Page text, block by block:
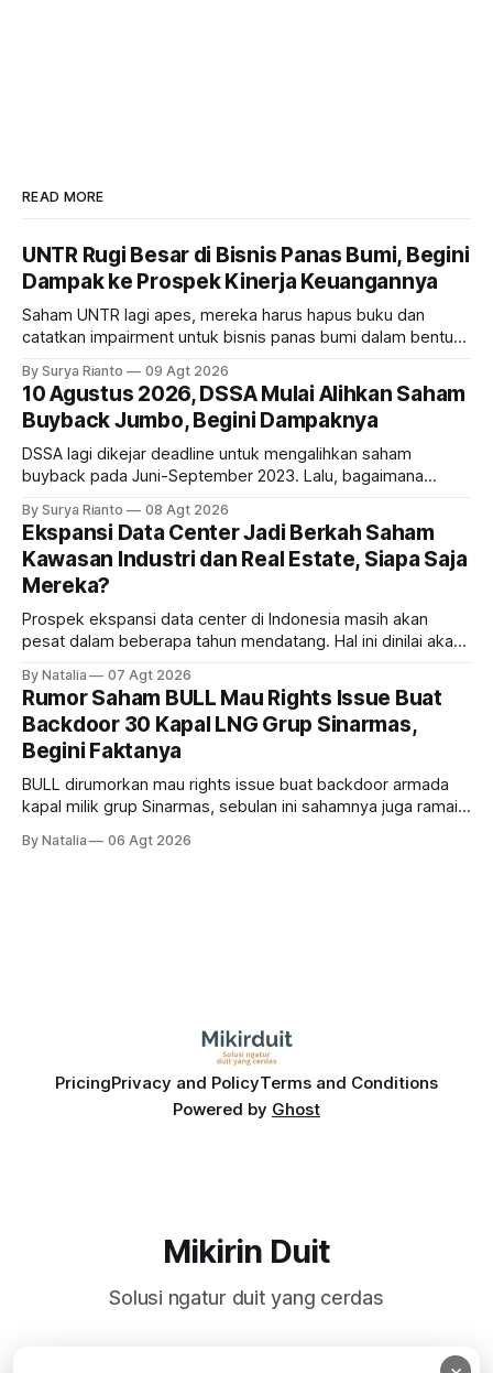
READ MORE
UNTR Rugi Besar di Bisnis Panas Bumi, Begini
Dampak ke Prospek Kinerja Keuangannya
Saham UNTR lagi apes, mereka harus hapus buku dan
catatkan impairment untuk bisnis panas bumi dalam bentuk
bisnis UNTR?
By Surya Rianto 09 Agt 2026
10 Agustus 2026, DSSA Mulai Alihkan Saham
Buyback Jumbo, Begini Dampaknya
DSSA lagi dikejar deadline untuk mengalihkan saham
buyback pada Juni-September 2023. Lalu, bagaimana
By Surya Rianto 08 Agt 2026
Ekspansi Data Center Jadi Berkah Saham
Kawasan Industri dan Real Estate, Siapa Saja
Mereka?
Prospek ekspansi data center di Indonesia masih akan
pesat dalam beberapa tahun mendatang. Hal ini dinilai akan
estate, ada siapa saja mereka?
By Natalia 07 Agt 2026
Rumor Saham BULL Mau Rights Issue Buat
Backdoor 30 Kapal LNG Grup Sinarmas,
Begini Faktanya
BULL dirumorkan mau rights issue buat backdoor armada
kapal milik grup Sinarmas, sebulan ini sahamnya juga ramai
masih menarik dilirik?
By Natalia 06 Agt 2026
PricingPrivacy and PolicyTerms and Conditions
Powered by Ghost
Mikirin Duit
Solusi ngatur duit yang cerdas